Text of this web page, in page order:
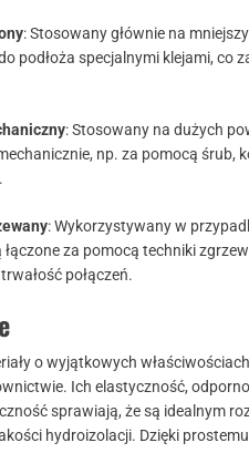
: Stosowany głównie na
podłoża specjalnymi klejami, co
: Stosowany na dużych
np. za pomocą śrub,
: Wykorzystywany w
łączone za pomocą techniki
połączeń.
o wyjątkowych
Ich elastyczność,
sprawiają, że są idealnym
hydroizolacji. Dzięki